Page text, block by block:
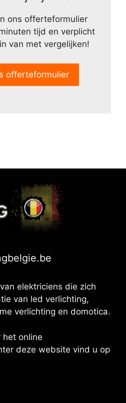
ons offerteformulier
tijd en verplicht
van met vergelijken!
offerteformulier
elektriciens die zich
van led verlichting,
verlichting en domotica.
het online
deze website vind u op